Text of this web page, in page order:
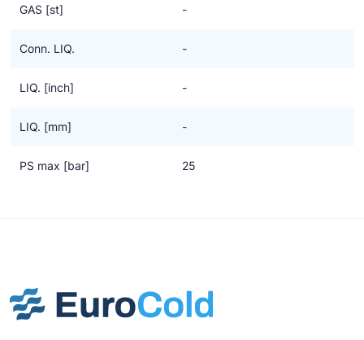
GAS [st] -
Conn. LIQ. -
LIQ. [inch] -
LIQ. [mm] -
PS max [bar] 25